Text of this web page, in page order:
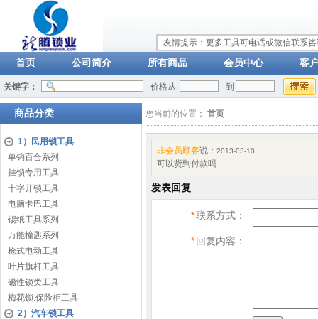
友情提示：更多工具可电话或微信联系
首页 公司简介 所有商品 会员中心 客
关键字： 价格从 到
商品分类
1）民用锁工具
单钩百合系列
挂锁专用工具
十字开锁工具
电脑卡巴工具
锡纸工具系列
万能撞匙系列
枪式电动工具
叶片旗杆工具
磁性锁类工具
梅花锁.保险柜工具
2）汽车锁工具
您当前的位置： 首页
非会员顾客说： 2013-03-10
可以货到付款吗
发表回复
*联系方式：
* 回复内容：